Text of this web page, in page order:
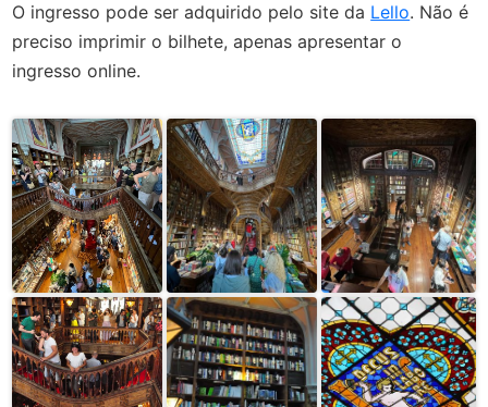
O ingresso pode ser adquirido pelo site da Lello. Não é
preciso imprimir o bilhete, apenas apresentar o
ingresso online.